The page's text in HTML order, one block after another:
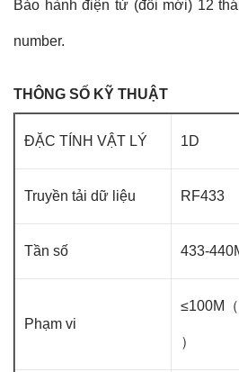
Bảo hành điện tử (đổi mới) 12
number.
THÔNG SỐ KỸ THUẬT
ĐẶC TÍNH VẬT LÝ 1D
Truyền tải dữ liệu RF433
Tần số 433-
Phạm vi
≤100M
）